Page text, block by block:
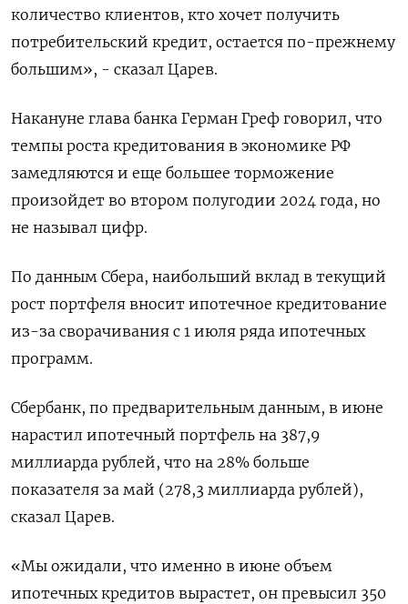
количество клиентов, кто хочет получить
потребительский кредит, остается по-прежнему
большим», - сказал Царев.
Накануне глава банка Герман Греф говорил, что
темпы роста кредитования в экономике РФ
замедляются и еще большее торможение
произойдет во втором полугодии 2024 года, но
не называл цифр.
По данным Сбера, наибольший вклад в текущий
рост портфеля вносит ипотечное кредитование
из-за сворачивания с 1 июля ряда ипотечных
программ.
Сбербанк, по предварительным данным, в июне
нарастил ипотечный портфель на 387,9
миллиарда рублей, что на 28% больше
показателя за май (278,3 миллиарда рублей),
сказал Царев.
«Мы ожидали, что именно в июне объем
ипотечных кредитов вырастет, он превысил 350